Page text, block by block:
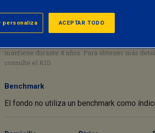
1 2 3 4 5
mantiene durante 4 años. Para obtener más
consulte el KID.
Benchmark
El fondo no utiliza un benchmark como
ACEPTAR TODO
personaliza